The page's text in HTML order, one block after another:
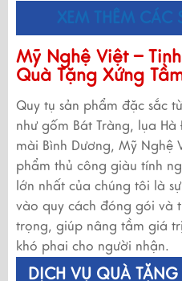
XEM THÊM CÁC
Mỹ Nghệ Việt –
Quà Tặng Xứng
Quy tụ sản phẩm đặc sắc
như gốm Bát Tràng, lụa
mài Bình Dương, Mỹ Nghệ
phẩm thủ công giàu tính
lớn nhất của chúng tôi là
vào quy cách đóng gói và
trọng, giúp nâng tầm giá
khó phai cho người nhận.
DỊCH VỤ QUÀ